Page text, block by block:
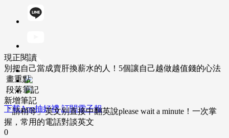
下載App抽好禮 訂閱電子報
現正閱讀
別把自己當成賣肝換薪水的人！5個讓自己越做越值錢的心法
畫重點
段落筆記
新增筆記
「請稍等」英文別直接中翻英說please wait a minute！一次掌
握，常用的電話對談英文
0